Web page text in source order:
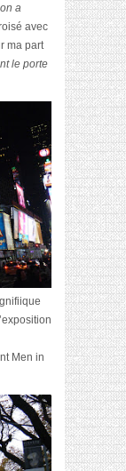
a
avec
ma part
le porte
Men in